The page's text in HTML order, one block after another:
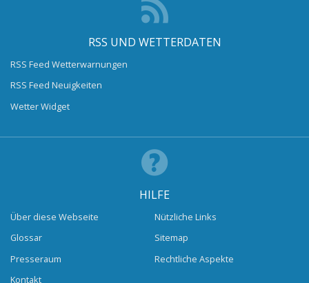
RSS UND WETTERDATEN
RSS Feed Wetterwarnungen
RSS Feed Neuigkeiten
Wetter Widget
HILFE
Über diese Webseite
Glossar
Presseraum
Kontakt
Nützliche Links
Sitemap
Rechtliche Aspekte